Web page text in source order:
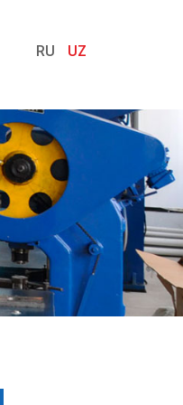
RU UZ